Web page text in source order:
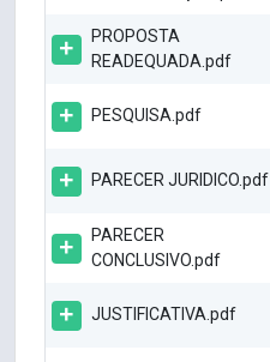
PROPOSTA
READEQUADA.pdf
PESQUISA.pdf
PARECER JURIDICO.pdf
PARECER
CONCLUSIVO.pdf
JUSTIFICATIVA.pdf